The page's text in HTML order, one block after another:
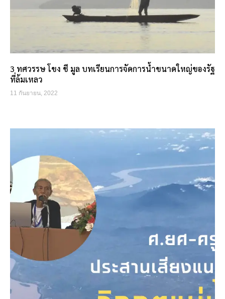
3 ทศวรรษ โขง ชี มูล บทเรียนการจัดการน้ำขนาดใหญ่ของรัฐ
ที่ล้มเหลว
11 กันยายน, 2022